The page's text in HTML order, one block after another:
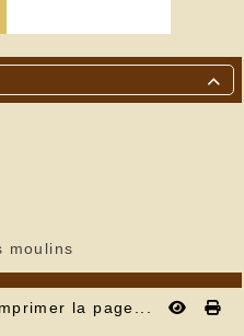

moulins
la page...
...